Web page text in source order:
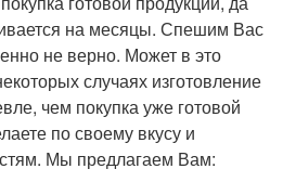
на месяцы. Спешим Вас
не верно. Может в это
случаях изготовление
чем покупка уже готовой
по своему вкусу и
Мы предлагаем Вам: